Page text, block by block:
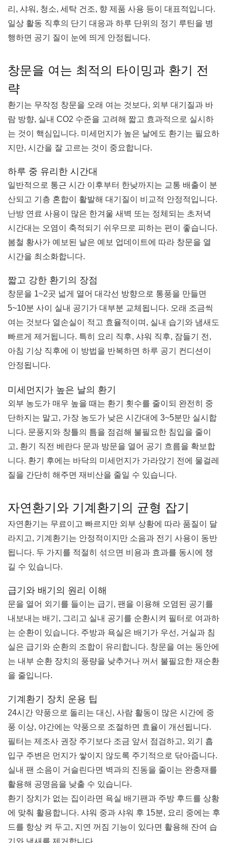
리, 샤워, 청소, 세탁 건조, 향 제품 사용 등이 대표적입니다.
일상 활동 직후의 단기 대응과 하루 단위의 정기 루틴을 병
행하면 공기 질이 눈에 띄게 안정됩니다.
창문을 여는 최적의 타이밍과 환기 전
략
환기는 무작정 창문을 오래 여는 것보다, 외부 대기질과 바
람 방향, 실내 CO2 수준을 고려해 짧고 효과적으로 실시하
는 것이 핵심입니다. 미세먼지가 높은 날에도 환기는 필요하
지만, 시간을 잘 고르는 것이 중요합니다.
하루 중 유리한 시간대
일반적으로 통근 시간 이후부터 한낮까지는 교통 배출이 분
산되고 기층 혼합이 활발해 대기질이 비교적 안정적입니다.
난방 연료 사용이 많은 한겨울 새벽 또는 정체되는 초저녁
시간대는 오염이 축적되기 쉬우므로 피하는 편이 좋습니다.
봄철 황사가 예보된 날은 예보 업데이트에 따라 창문을 열
시간을 최소화합니다.
짧고 강한 환기의 장점
창문을 1~2곳 넓게 열어 대각선 방향으로 통풍을 만들면
5~10분 사이 실내 공기가 대부분 교체됩니다. 오래 조금씩
여는 것보다 열손실이 적고 효율적이며, 실내 습기와 냄새도
빠르게 제거됩니다. 특히 요리 직후, 샤워 직후, 잠들기 전,
아침 기상 직후에 이 방법을 반복하면 하루 공기 컨디션이
안정됩니다.
미세먼지가 높은 날의 환기
외부 농도가 매우 높을 때는 환기 횟수를 줄이되 완전히 중
단하지는 말고, 가장 농도가 낮은 시간대에 3~5분만 실시합
니다. 문풍지와 창틀의 틈을 점검해 불필요한 침입을 줄이
고, 환기 직전 베란다 문과 방문을 열어 공기 흐름을 확보합
니다. 환기 후에는 바닥의 미세먼지가 가라앉기 전에 물걸레
질을 간단히 해주면 재비산을 줄일 수 있습니다.
자연환기와 기계환기의 균형 잡기
자연환기는 무료이고 빠르지만 외부 상황에 따라 품질이 달
라지고, 기계환기는 안정적이지만 소음과 전기 사용이 동반
됩니다. 두 가지를 적절히 섞으면 비용과 효과를 동시에 챙
길 수 있습니다.
급기와 배기의 원리 이해
문을 열어 외기를 들이는 급기, 팬을 이용해 오염된 공기를
내보내는 배기, 그리고 실내 공기를 순환시켜 필터로 여과하
는 순환이 있습니다. 주방과 욕실은 배기가 우선, 거실과 침
실은 급기와 순환의 조합이 유리합니다. 창문을 여는 동안에
는 내부 순환 장치의 풍량을 낮추거나 꺼서 불필요한 재순환
을 줄입니다.
기계환기 장치 운용 팁
24시간 약풍으로 돌리는 대신, 사람 활동이 많은 시간에 중
풍 이상, 야간에는 약풍으로 조절하면 효율이 개선됩니다.
필터는 제조사 권장 주기보다 조금 앞서 점검하고, 외기 흡
입구 주변은 먼지가 쌓이지 않도록 주기적으로 닦아줍니다.
실내 팬 소음이 거슬린다면 벽과의 진동을 줄이는 완충재를
활용해 공명음을 낮출 수 있습니다.
환기 장치가 없는 집이라면 욕실 배기팬과 주방 후드를 상황
에 맞춰 활용합니다. 샤워 중과 샤워 후 15분, 요리 중에는 후
드를 항상 켜 두고, 지연 꺼짐 기능이 있다면 활용해 잔여 습